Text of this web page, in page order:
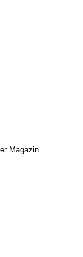
Magazin